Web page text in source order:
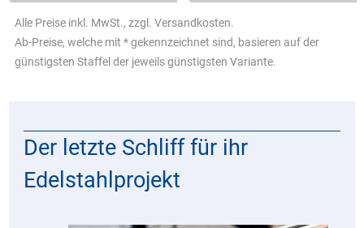
Alle Preise inkl. MwSt., zzgl. Versandkosten.
Ab-Preise, welche mit * gekennzeichnet sind, basieren auf der
günstigsten Staffel der jeweils günstigsten Variante.
Der letzte Schliff für ihr
Edelstahlprojekt